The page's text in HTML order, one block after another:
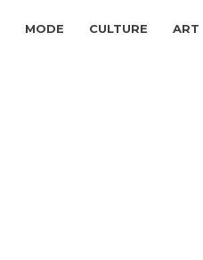
MODE CULTURE ART